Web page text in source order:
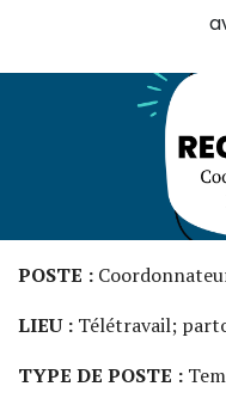
POSTE :
LIEU : Télétravail;
TYPE DE POSTE :